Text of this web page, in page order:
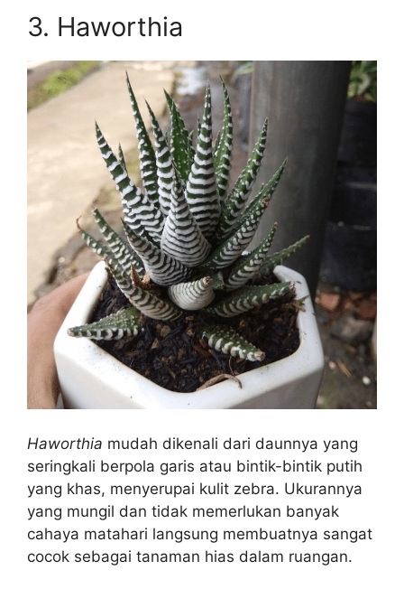
3. Haworthia
Haworthia mudah dikenali dari daunnya yang
seringkali berpola garis atau bintik-bintik putih
yang khas, menyerupai kulit zebra. Ukurannya
yang mungil dan tidak memerlukan banyak
cahaya matahari langsung membuatnya sangat
cocok sebagai tanaman hias dalam ruangan.